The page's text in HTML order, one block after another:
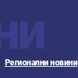
Регионални новини